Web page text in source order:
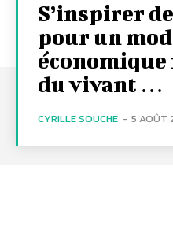
S’inspirer
pour un
du vivant …
CYRILLE SOUCHE - 5 AOÛT